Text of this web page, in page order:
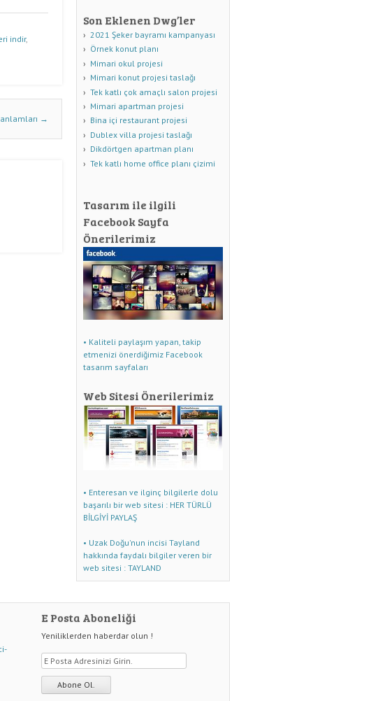
indir,
→
Son Eklenen Dwg’ler
2021 Şeker bayramı kampanyası
Örnek konut planı
Mimari okul projesi
Mimari konut projesi taslağı
Tek katlı çok amaçlı salon projesi
Mimari apartman projesi
Bina içi restaurant projesi
Dublex villa projesi taslağı
Dikdörtgen apartman planı
Tek katlı home office planı çizimi
Tasarım ile ilgili
Facebook Sayfa
Önerilerimiz
• Kaliteli paylaşım yapan, takip
etmenizi önerdiğimiz Facebook
tasarım sayfaları
Web Sitesi Önerilerimiz
• Enteresan ve ilginç bilgilerle dolu
başarılı bir web sitesi : HER TÜRLÜ
BİLGİYİ PAYLAŞ
• Uzak Doğu'nun incisi Tayland
hakkında faydalı bilgiler veren bir
web sitesi : TAYLAND
E Posta Aboneliği
Yeniliklerden haberdar olun !